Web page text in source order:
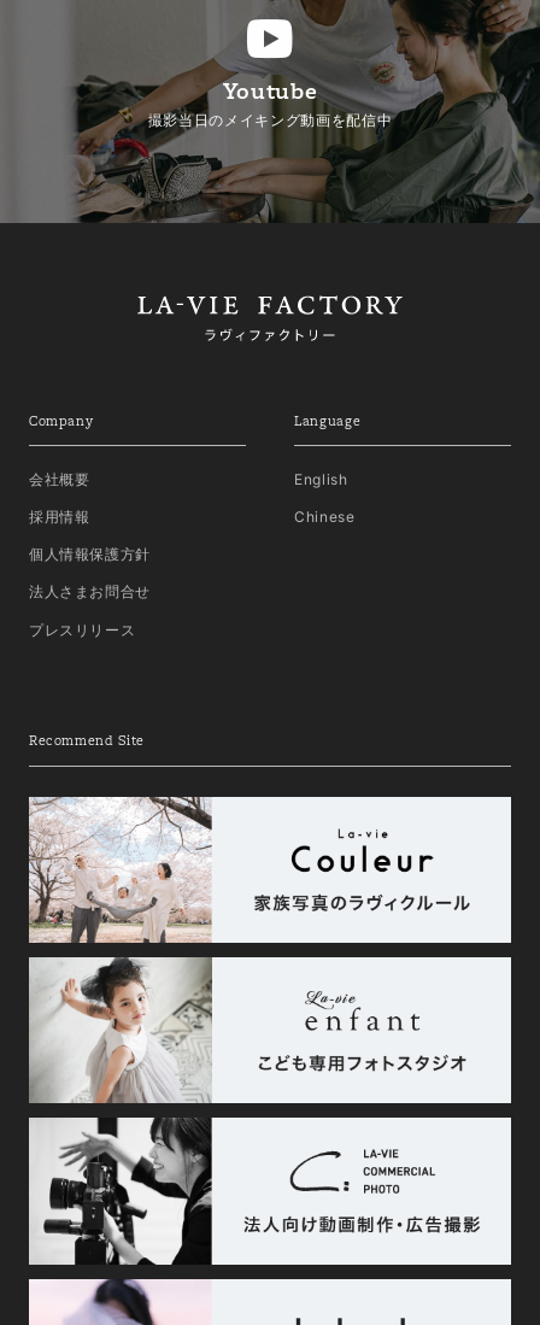
Youtube
撮影当日のメイキング動画を配信中
Company
会社概要
採用情報
個人情報保護方針
法人さまお問合せ
プレスリリース
Language
English
Chinese
Recommend Site